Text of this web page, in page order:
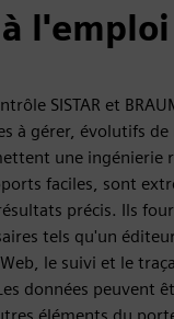
l'emploi
SISTAR et
à gérer, évolutifs de
une ingénierie
faciles, sont
précis. Ils
tels qu'un
le suivi et le
données peuvent
éléments du